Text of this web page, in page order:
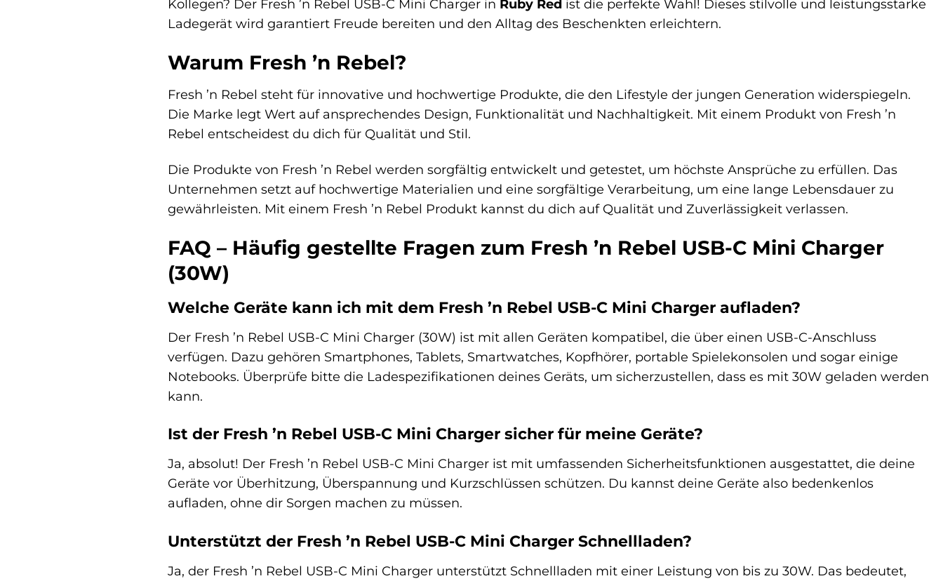
Kollegen? Der Fresh ’n Rebel USB-C Mini Charger in Ruby Red ist die perfekte Wahl! Dieses stilvolle und leistungsstarke
Ladegerät wird garantiert Freude bereiten und den Alltag des Beschenkten erleichtern.
Warum Fresh ’n Rebel?
Fresh ’n Rebel steht für innovative und hochwertige Produkte, die den Lifestyle der jungen Generation widerspiegeln.
Die Marke legt Wert auf ansprechendes Design, Funktionalität und Nachhaltigkeit. Mit einem Produkt von Fresh ’n
Rebel entscheidest du dich für Qualität und Stil.
Die Produkte von Fresh ’n Rebel werden sorgfältig entwickelt und getestet, um höchste Ansprüche zu erfüllen. Das
Unternehmen setzt auf hochwertige Materialien und eine sorgfältige Verarbeitung, um eine lange Lebensdauer zu
gewährleisten. Mit einem Fresh ’n Rebel Produkt kannst du dich auf Qualität und Zuverlässigkeit verlassen.
FAQ – Häufig gestellte Fragen zum Fresh ’n Rebel USB-C Mini Charger
(30W)
Welche Geräte kann ich mit dem Fresh ’n Rebel USB-C Mini Charger aufladen?
Der Fresh ’n Rebel USB-C Mini Charger (30W) ist mit allen Geräten kompatibel, die über einen USB-C-Anschluss
verfügen. Dazu gehören Smartphones, Tablets, Smartwatches, Kopfhörer, portable Spielekonsolen und sogar einige
Notebooks. Überprüfe bitte die Ladespezifikationen deines Geräts, um sicherzustellen, dass es mit 30W geladen werden
kann.
Ist der Fresh ’n Rebel USB-C Mini Charger sicher für meine Geräte?
Ja, absolut! Der Fresh ’n Rebel USB-C Mini Charger ist mit umfassenden Sicherheitsfunktionen ausgestattet, die deine
Geräte vor Überhitzung, Überspannung und Kurzschlüssen schützen. Du kannst deine Geräte also bedenkenlos
aufladen, ohne dir Sorgen machen zu müssen.
Unterstützt der Fresh ’n Rebel USB-C Mini Charger Schnellladen?
Ja, der Fresh ’n Rebel USB-C Mini Charger unterstützt Schnellladen mit einer Leistung von bis zu 30W. Das bedeutet,